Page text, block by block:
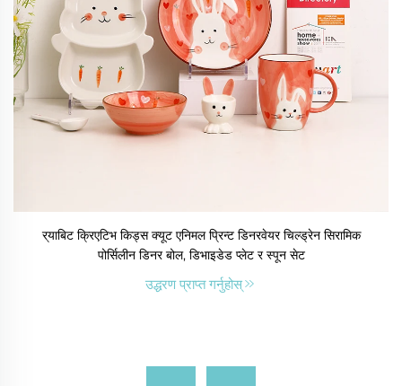
र‍्याबिट क्रिएटिभ किड्स क्यूट एनिमल प्रिन्ट डिनरवेयर चिल्ड्रेन सिरामिक
पोर्सिलीन डिनर बोल, डिभाइडेड प्लेट र स्पून सेट
उद्धरण प्राप्त गर्नुहोस्